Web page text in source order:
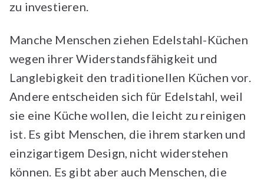
zu investieren.
Manche Menschen ziehen Edelstahl-Küchen
wegen ihrer Widerstandsfähigkeit und
Langlebigkeit den traditionellen Küchen vor.
Andere entscheiden sich für Edelstahl, weil
sie eine Küche wollen, die leicht zu reinigen
ist. Es gibt Menschen, die ihrem starken und
einzigartigem Design, nicht widerstehen
können. Es gibt aber auch Menschen, die